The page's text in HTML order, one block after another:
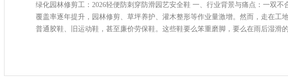
绿化园林修剪工：2026轻便防刺穿防滑园艺安全鞋 一、行业背景与痛点：一双
覆盖率逐年提升，园林修剪、草坪养护、灌木整形等作业量激增。然而，走在工
普通胶鞋、旧运动鞋，甚至廉价劳保鞋。这些鞋要么笨重磨脚，要么在雨后湿滑